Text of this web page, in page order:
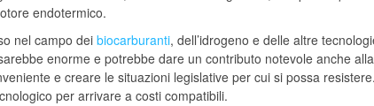
endotermico.
nel campo deibiocarburanti, dell’idrogeno e delle altre
enorme e potrebbe dare un contributo notevole anche
e creare le situazioni legislative per cui si possa
per arrivare a costi compatibili.